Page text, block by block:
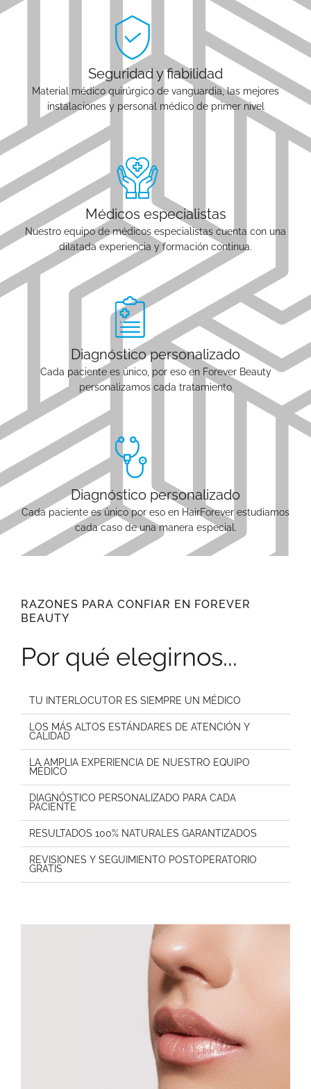
t
a
g
r
a
m
o
k
Seguridad y fiabilidad
Material médico quirúrgico de vanguardia, las mejores
instalaciones y personal médico de primer nivel
Médicos especialistas
Nuestro equipo de médicos especialistas cuenta con una
dilatada experiencia y formación continua.
Diagnóstico personalizado
Cada paciente es único, por eso en Forever Beauty
personalizamos cada tratamiento
Diagnóstico personalizado
Cada paciente es único por eso en HairForever estudiamos
cada caso de una manera especial.
RAZONES PARA CONFIAR EN FOREVER
BEAUTY
Por qué elegirnos...
TU INTERLOCUTOR ES SIEMPRE UN MÉDICO
LOS MÁS ALTOS ESTÁNDARES DE ATENCIÓN Y
CALIDAD
LA AMPLIA EXPERIENCIA DE NUESTRO EQUIPO
MÉDICO
DIAGNÓSTICO PERSONALIZADO PARA CADA
PACIENTE
RESULTADOS 100% NATURALES GARANTIZADOS
REVISIONES Y SEGUIMIENTO POSTOPERATORIO
GRATIS